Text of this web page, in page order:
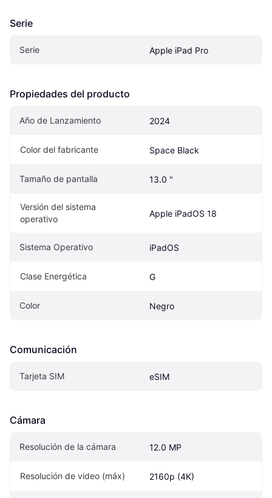
Serie
Serie Apple iPad Pro
Propiedades del producto
Año de Lanzamiento 2024
Color del fabricante Space Black
Tamaño de pantalla 13.0 "
Versión del sistema
operativo
Apple iPadOS 18
Sistema Operativo iPadOS
Clase Energética G
Color Negro
Comunicación
Tarjeta SIM eSIM
Cámara
Resolución de la cámara 12.0 MP
Resolución de video (máx) 2160p (4K)